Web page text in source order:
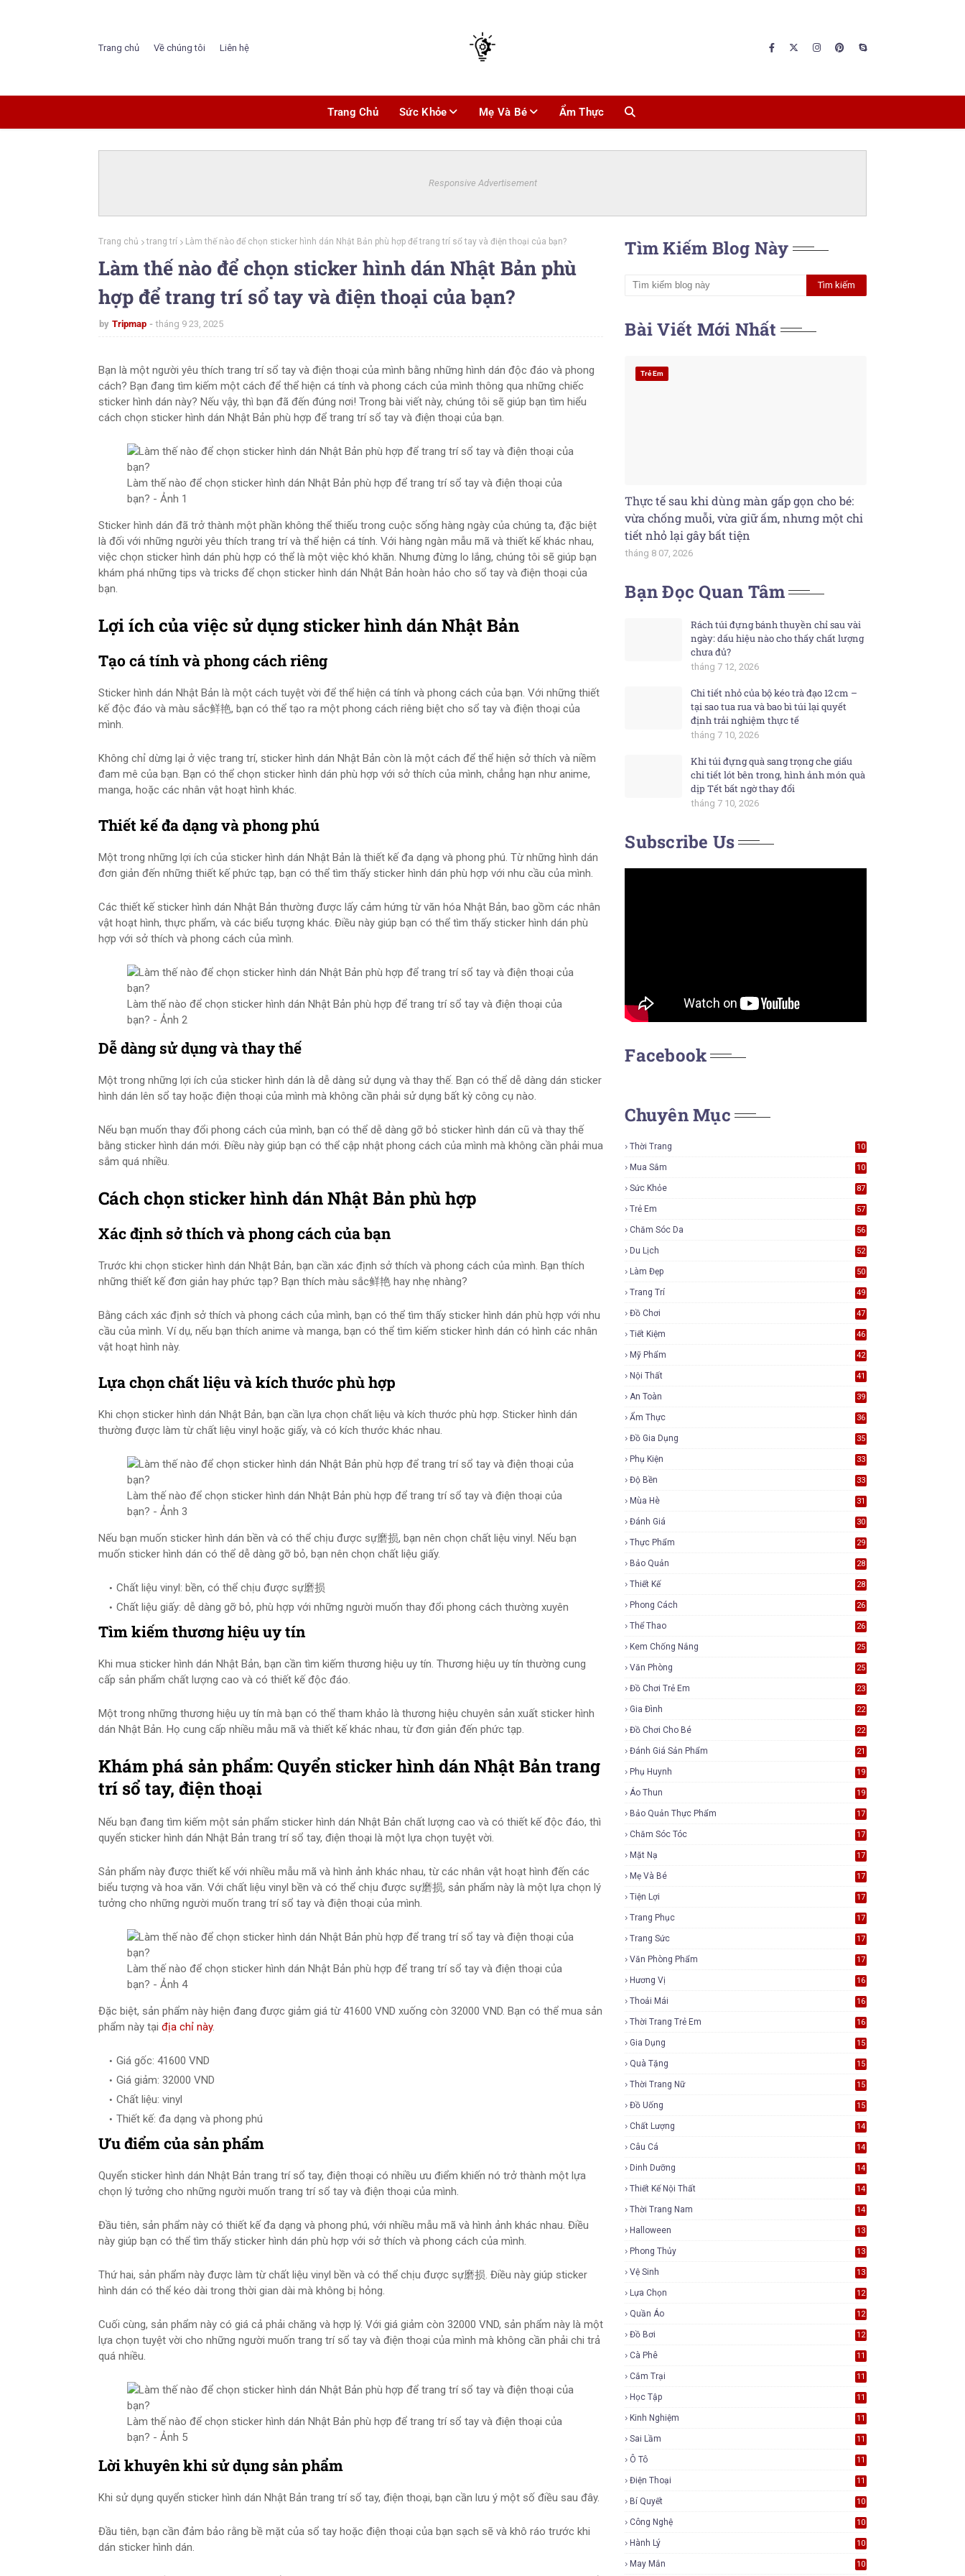
Trang chủ Về chúng tôi Liên hệ
Trang Chủ Sức Khỏe Mẹ Và Bé Ẩm Thực
Responsive Advertisement
Trang chủ trang trí Làm thế nào để chọn sticker hình dán Nhật Bản phù hợp để trang trí sổ tay và điện thoại của bạn?
Làm thế nào để chọn sticker hình dán Nhật Bản phù
hợp để trang trí sổ tay và điện thoại của bạn?
by Tripmap tháng 9 23, 2025
Bạn là một người yêu thích trang trí sổ tay và điện thoại của mình bằng những hình dán độc đáo và phong
cách? Bạn đang tìm kiếm một cách để thể hiện cá tính và phong cách của mình thông qua những chiếc
sticker hình dán này? Nếu vậy, thì bạn đã đến đúng nơi! Trong bài viết này, chúng tôi sẽ giúp bạn tìm hiểu
cách chọn sticker hình dán Nhật Bản phù hợp để trang trí sổ tay và điện thoại của bạn.
Làm thế nào để chọn sticker hình dán Nhật Bản phù hợp để trang trí sổ tay và điện thoại của
bạn? - Ảnh 1
Sticker hình dán đã trở thành một phần không thể thiếu trong cuộc sống hàng ngày của chúng ta, đặc biệt
là đối với những người yêu thích trang trí và thể hiện cá tính. Với hàng ngàn mẫu mã và thiết kế khác nhau,
việc chọn sticker hình dán phù hợp có thể là một việc khó khăn. Nhưng đừng lo lắng, chúng tôi sẽ giúp bạn
khám phá những tips và tricks để chọn sticker hình dán Nhật Bản hoàn hảo cho sổ tay và điện thoại của
bạn.
Lợi ích của việc sử dụng sticker hình dán Nhật Bản
Tạo cá tính và phong cách riêng
Sticker hình dán Nhật Bản là một cách tuyệt vời để thể hiện cá tính và phong cách của bạn. Với những thiết
kế độc đáo và màu sắc鲜艳, bạn có thể tạo ra một phong cách riêng biệt cho sổ tay và điện thoại của
mình.
Không chỉ dừng lại ở việc trang trí, sticker hình dán Nhật Bản còn là một cách để thể hiện sở thích và niềm
đam mê của bạn. Bạn có thể chọn sticker hình dán phù hợp với sở thích của mình, chẳng hạn như anime,
manga, hoặc các nhân vật hoạt hình khác.
Thiết kế đa dạng và phong phú
Một trong những lợi ích của sticker hình dán Nhật Bản là thiết kế đa dạng và phong phú. Từ những hình dán
đơn giản đến những thiết kế phức tạp, bạn có thể tìm thấy sticker hình dán phù hợp với nhu cầu của mình.
Các thiết kế sticker hình dán Nhật Bản thường được lấy cảm hứng từ văn hóa Nhật Bản, bao gồm các nhân
vật hoạt hình, thực phẩm, và các biểu tượng khác. Điều này giúp bạn có thể tìm thấy sticker hình dán phù
hợp với sở thích và phong cách của mình.
Làm thế nào để chọn sticker hình dán Nhật Bản phù hợp để trang trí sổ tay và điện thoại của
bạn? - Ảnh 2
Dễ dàng sử dụng và thay thế
Một trong những lợi ích của sticker hình dán là dễ dàng sử dụng và thay thế. Bạn có thể dễ dàng dán sticker
hình dán lên sổ tay hoặc điện thoại của mình mà không cần phải sử dụng bất kỳ công cụ nào.
Nếu bạn muốn thay đổi phong cách của mình, bạn có thể dễ dàng gỡ bỏ sticker hình dán cũ và thay thế
bằng sticker hình dán mới. Điều này giúp bạn có thể cập nhật phong cách của mình mà không cần phải mua
sắm quá nhiều.
Cách chọn sticker hình dán Nhật Bản phù hợp
Xác định sở thích và phong cách của bạn
Trước khi chọn sticker hình dán Nhật Bản, bạn cần xác định sở thích và phong cách của mình. Bạn thích
những thiết kế đơn giản hay phức tạp? Bạn thích màu sắc鲜艳 hay nhẹ nhàng?
Bằng cách xác định sở thích và phong cách của mình, bạn có thể tìm thấy sticker hình dán phù hợp với nhu
cầu của mình. Ví dụ, nếu bạn thích anime và manga, bạn có thể tìm kiếm sticker hình dán có hình các nhân
vật hoạt hình này.
Lựa chọn chất liệu và kích thước phù hợp
Khi chọn sticker hình dán Nhật Bản, bạn cần lựa chọn chất liệu và kích thước phù hợp. Sticker hình dán
thường được làm từ chất liệu vinyl hoặc giấy, và có kích thước khác nhau.
Làm thế nào để chọn sticker hình dán Nhật Bản phù hợp để trang trí sổ tay và điện thoại của
bạn? - Ảnh 3
Nếu bạn muốn sticker hình dán bền và có thể chịu được sự磨损, bạn nên chọn chất liệu vinyl. Nếu bạn
muốn sticker hình dán có thể dễ dàng gỡ bỏ, bạn nên chọn chất liệu giấy.
Chất liệu vinyl: bền, có thể chịu được sự磨损
Chất liệu giấy: dễ dàng gỡ bỏ, phù hợp với những người muốn thay đổi phong cách thường xuyên
Tìm kiếm thương hiệu uy tín
Khi mua sticker hình dán Nhật Bản, bạn cần tìm kiếm thương hiệu uy tín. Thương hiệu uy tín thường cung
cấp sản phẩm chất lượng cao và có thiết kế độc đáo.
Một trong những thương hiệu uy tín mà bạn có thể tham khảo là thương hiệu chuyên sản xuất sticker hình
dán Nhật Bản. Họ cung cấp nhiều mẫu mã và thiết kế khác nhau, từ đơn giản đến phức tạp.
Khám phá sản phẩm: Quyển sticker hình dán Nhật Bản trang
trí sổ tay, điện thoại
Nếu bạn đang tìm kiếm một sản phẩm sticker hình dán Nhật Bản chất lượng cao và có thiết kế độc đáo, thì
quyển sticker hình dán Nhật Bản trang trí sổ tay, điện thoại là một lựa chọn tuyệt vời.
Sản phẩm này được thiết kế với nhiều mẫu mã và hình ảnh khác nhau, từ các nhân vật hoạt hình đến các
biểu tượng và hoa văn. Với chất liệu vinyl bền và có thể chịu được sự磨损, sản phẩm này là một lựa chọn lý
tưởng cho những người muốn trang trí sổ tay và điện thoại của mình.
Làm thế nào để chọn sticker hình dán Nhật Bản phù hợp để trang trí sổ tay và điện thoại của
bạn? - Ảnh 4
Đặc biệt, sản phẩm này hiện đang được giảm giá từ 41600 VND xuống còn 32000 VND. Bạn có thể mua sản
phẩm này tại địa chỉ này.
Giá gốc: 41600 VND
Giá giảm: 32000 VND
Chất liệu: vinyl
Thiết kế: đa dạng và phong phú
Ưu điểm của sản phẩm
Quyển sticker hình dán Nhật Bản trang trí sổ tay, điện thoại có nhiều ưu điểm khiến nó trở thành một lựa
chọn lý tưởng cho những người muốn trang trí sổ tay và điện thoại của mình.
Đầu tiên, sản phẩm này có thiết kế đa dạng và phong phú, với nhiều mẫu mã và hình ảnh khác nhau. Điều
này giúp bạn có thể tìm thấy sticker hình dán phù hợp với sở thích và phong cách của mình.
Thứ hai, sản phẩm này được làm từ chất liệu vinyl bền và có thể chịu được sự磨损. Điều này giúp sticker
hình dán có thể kéo dài trong thời gian dài mà không bị hỏng.
Cuối cùng, sản phẩm này có giá cả phải chăng và hợp lý. Với giá giảm còn 32000 VND, sản phẩm này là một
lựa chọn tuyệt vời cho những người muốn trang trí sổ tay và điện thoại của mình mà không cần phải chi trả
quá nhiều.
Làm thế nào để chọn sticker hình dán Nhật Bản phù hợp để trang trí sổ tay và điện thoại của
bạn? - Ảnh 5
Lời khuyên khi sử dụng sản phẩm
Khi sử dụng quyển sticker hình dán Nhật Bản trang trí sổ tay, điện thoại, bạn cần lưu ý một số điều sau đây.
Đầu tiên, bạn cần đảm bảo rằng bề mặt của sổ tay hoặc điện thoại của bạn sạch sẽ và khô ráo trước khi
dán sticker hình dán.
Tìm Kiếm Blog Này
Bài Viết Mới Nhất
Trẻ Em
Thực tế sau khi dùng màn gấp gọn cho bé:
vừa chống muỗi, vừa giữ ấm, nhưng một chi
tiết nhỏ lại gây bất tiện
tháng 8 07, 2026
Bạn Đọc Quan Tâm
Rách túi đựng bánh thuyền chỉ sau vài
ngày: dấu hiệu nào cho thấy chất lượng
chưa đủ?
tháng 7 12, 2026
Chi tiết nhỏ của bộ kéo trà đạo 12 cm –
tại sao tua rua và bao bì túi lại quyết
định trải nghiệm thực tế
tháng 7 10, 2026
Khi túi đựng quà sang trọng che giấu
chi tiết lót bên trong, hình ảnh món quà
dịp Tết bất ngờ thay đổi
tháng 7 10, 2026
Subscribe Us
Facebook
Chuyên Mục
Thời Trang
10
Mua Sắm
10
Sức Khỏe 87
Trẻ Em 57
Chăm Sóc Da 56
Du Lịch 52
Làm Đẹp 50
Trang Trí 49
Đồ Chơi 47
Tiết Kiệm 46
Mỹ Phẩm 42
Nội Thất 41
An Toàn 39
Ẩm Thực 36
Đồ Gia Dụng 35
Phụ Kiện 33
Độ Bền 33
Mùa Hè 31
Đánh Giá 30
Thực Phẩm 29
Bảo Quản 28
Thiết Kế 28
Phong Cách 26
Thể Thao 26
Kem Chống Nắng 25
Văn Phòng 25
Đồ Chơi Trẻ Em 23
Gia Đình 22
Đồ Chơi Cho Bé 22
Đánh Giá Sản Phẩm 21
Phụ Huynh 19
Áo Thun 19
Bảo Quản Thực Phẩm 17
Chăm Sóc Tóc 17
Mặt Nạ 17
Mẹ Và Bé 17
Tiện Lợi 17
Trang Phục 17
Trang Sức 17
Văn Phòng Phẩm 17
Hương Vị 16
Thoải Mái 16
Thời Trang Trẻ Em 16
Gia Dụng 15
Quà Tặng 15
Thời Trang Nữ 15
Đồ Uống 15
Chất Lượng 14
Câu Cá 14
Dinh Dưỡng 14
Thiết Kế Nội Thất 14
Thời Trang Nam 14
Halloween 13
Phong Thủy 13
Vệ Sinh 13
Lựa Chọn 12
Quần Áo 12
Đồ Bơi 12
Cà Phê 11
Cắm Trại 11
Học Tập 11
Kinh Nghiệm 11
Sai Lầm 11
Ô Tô 11
Điện Thoại 11
Bí Quyết 10
Công Nghệ 10
Hành Lý 10
May Mắn 10